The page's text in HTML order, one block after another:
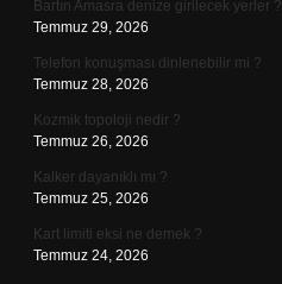
Bartın Amasra denize girilecek yerler ?
Temmuz 29, 2026
Telefon konuşması dinlenebilir mi ?
Temmuz 28, 2026
Kozmik topoloji nedir ?
Temmuz 26, 2026
Kalker dayanıklı mı ?
Temmuz 25, 2026
Kart limiti eksi ne demek ?
Temmuz 24, 2026